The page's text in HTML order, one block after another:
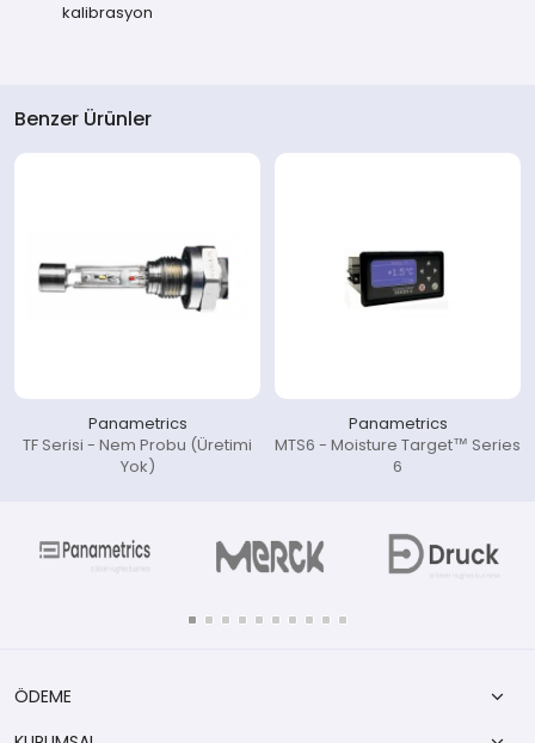
kalibrasyon
Benzer Ürünler
Panametrics
TF Serisi - Nem Probu (Üretimi
Yok)
Panametrics
MTS6 - Moisture Target™ Series
6
ÖDEME